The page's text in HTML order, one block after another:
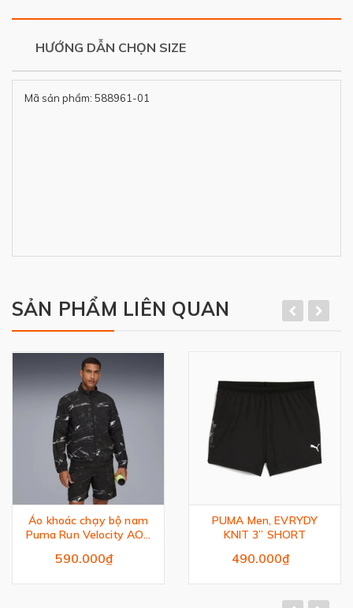
HƯỚNG DẪN CHỌN SIZE
Mã sản phẩm: 588961-01
SẢN PHẨM LIÊN QUAN
Áo khoác chạy bộ nam
Puma Run Velocity AOP
590.000₫
PUMA Men, EVRYDY
KNIT 3” SHORT
490.000₫